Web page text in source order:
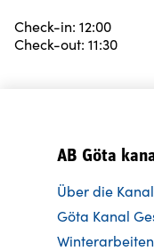
Check-in: 12:00
Check-out: 11:30
AB Göta
Über die
Göta Kanal
Winterarbeiten